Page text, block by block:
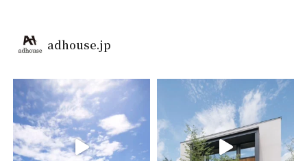
adhouse.jp